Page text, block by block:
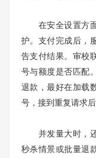
在安全设置方面
护。支付完成后，
告支付结果。审校
号与额度是否匹配
退款，最好在加载
号，接到重复请求
并发量大时，还
秒杀情景或批量退